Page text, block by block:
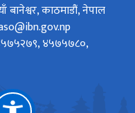
बानेश्वर, काठमाडौं, नेपाल
४५७५७८०,